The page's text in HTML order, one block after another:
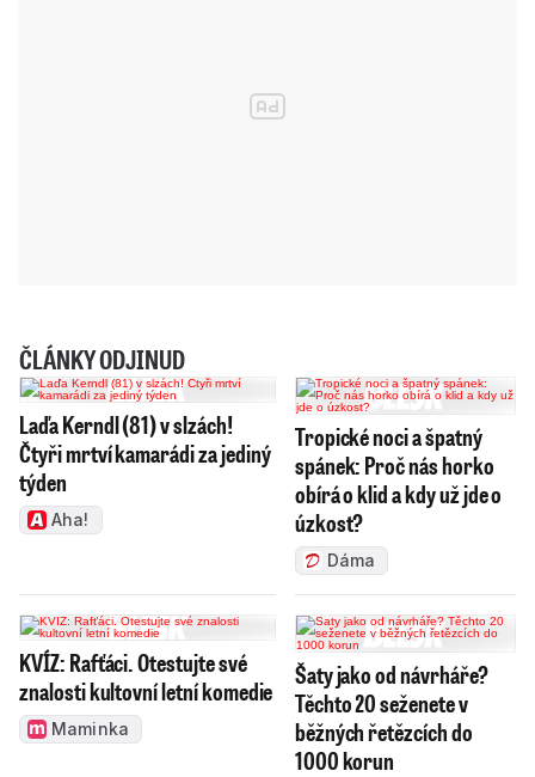
ČLÁNKY ODJINUD
Laďa Kerndl (81) v slzách!
Čtyři mrtví kamarádi za jediný
týden
Aha!
Tropické noci a špatný
spánek: Proč nás horko
obírá o klid a kdy už jde o
úzkost?
Dáma
KVÍZ: Rafťáci. Otestujte své
znalosti kultovní letní komedie
Maminka
Šaty jako od návrháře?
Těchto 20 seženete v
běžných řetězcích do
1000 korun